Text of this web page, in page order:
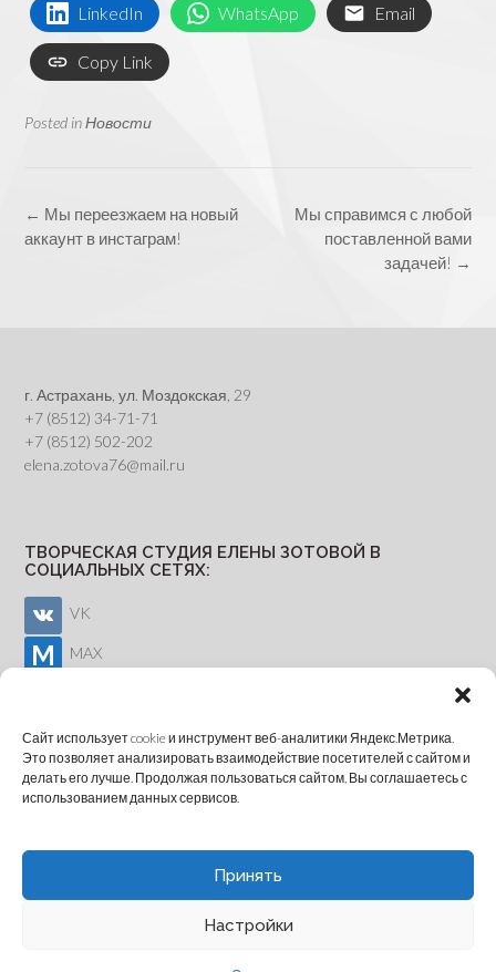
Сайт использует cookie и инструмент веб-аналитики Яндекс.Метрика.
Это позволяет анализировать взаимодействие посетителей с сайтом и
делать его лучше. Продолжая пользоваться сайтом, Вы соглашаетесь с
использованием данных сервисов.
Принять
Настройки
LinkedIn WhatsApp Email
Copy Link
Posted inНовости
Post
navigation
Мы справимся с любой
поставленной вами
задачей! →
← Мы переезжаем на новый
аккаунт в инстаграм!
г. Астрахань, ул. Моздокская, 29
+7 (8512) 34-71-71
+7 (8512) 502-202
elena.zotova76@mail.ru
ТВОРЧЕСКАЯ СТУДИЯ ЕЛЕНЫ ЗОТОВОЙ В
СОЦИАЛЬНЫХ СЕТЯХ:
VK
MAX
ОНЛАЙН-ЗАПИСЬ
Out the Box